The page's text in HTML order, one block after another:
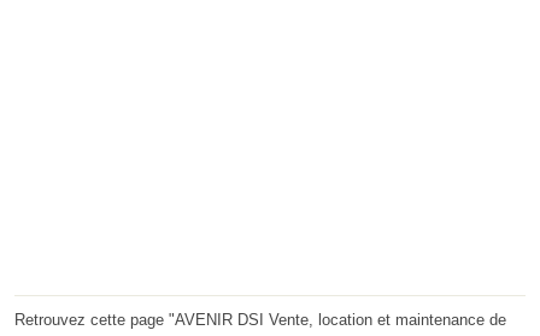
Retrouvez cette page "AVENIR DSI Vente, location et maintenance de